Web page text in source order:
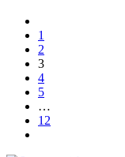
1
2
3
4
5
…
12